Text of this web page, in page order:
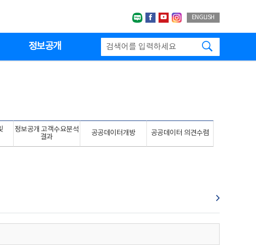
네이버블로그
페이스북
유투브인스타그랩
ENGLISH
정보공개
정보공개 고객수요분석
결과
공공데이터개방 공공데이터 의견수렴